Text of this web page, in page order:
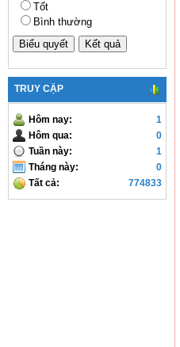
Tốt
Bình thường
TRUY CẬP
Hôm nay:
1
Hôm qua:
0
Tuần này:
1
Tháng này:
0
Tất cả:
774833